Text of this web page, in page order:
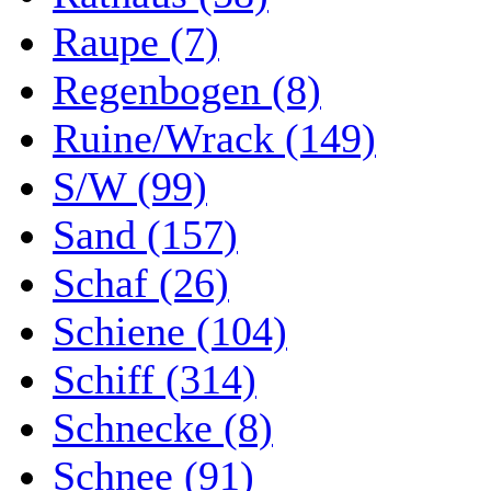
Raupe (7)
Regenbogen (8)
Ruine/Wrack (149)
S/W (99)
Sand (157)
Schaf (26)
Schiene (104)
Schiff (314)
Schnecke (8)
Schnee (91)